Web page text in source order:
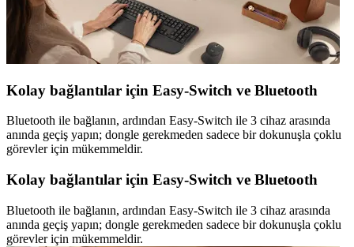
Kolay bağlantılar için Easy-Switch ve Bluetooth
Bluetooth ile bağlanın, ardından Easy-Switch ile 3 cihaz arasında
anında geçiş yapın; dongle gerekmeden sadece bir dokunuşla çoklu
görevler için mükemmeldir.
Kolay bağlantılar için Easy-Switch ve Bluetooth
Bluetooth ile bağlanın, ardından Easy-Switch ile 3 cihaz arasında
anında geçiş yapın; dongle gerekmeden sadece bir dokunuşla çoklu
görevler için mükemmeldir.